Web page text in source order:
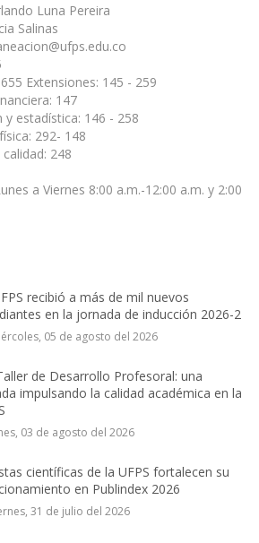
Luna Pereira
Salinas
Extensiones: 145 - 259
147
estadística: 146 - 258
292- 148
248
a Viernes 8:00 a.m.-12:00 a.m. y 2:00
recibió a más de mil nuevos
en la jornada de inducción 2026-2
05 de agosto del 2026
de Desarrollo Profesoral: una
impulsando la calidad académica en la
03 de agosto del 2026
científicas de la UFPS fortalecen su
en Publindex 2026
31 de julio del 2026